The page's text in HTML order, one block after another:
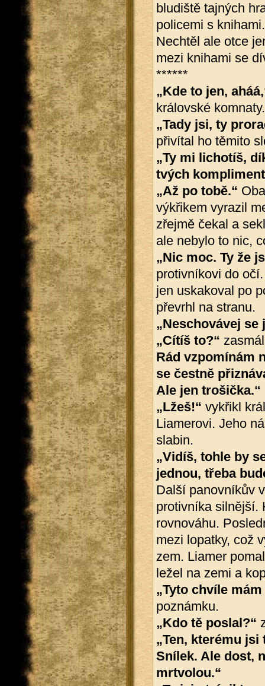
bludiště tajných
policemi s
Nechtěl ale otce
mezi knihami se
******
„Kde to jen,
královské komnaty.
„Tady jsi, ty
přivítal ho těmito
„Ty mi lichotíš,
tvých
„Až po tobě.“
výkřikem vyrazil
zřejmě čekal a
ale nebylo to nic,
„Nic moc. Ty že
protivníkovi do
jen uskakoval po
převrhl na stranu.
„Neschovávej se
„Cítíš to?“
Rád vzpomínám
se čestně
Ale jen trošička.“
„Lžeš!“ vykřikl
Liamerovi. Jeho
slabin.
„Vidíš, tohle by
jednou, třeba
Další panovníkův
protivníka silnější.
rovnováhu.
mezi lopatky, což
zem. Liamer
ležel na zemi a
„Tyto chvíle
poznámku.
„Kdo tě poslal?“
„Ten, kterému
Snílek. Ale dost,
mrtvolou.“